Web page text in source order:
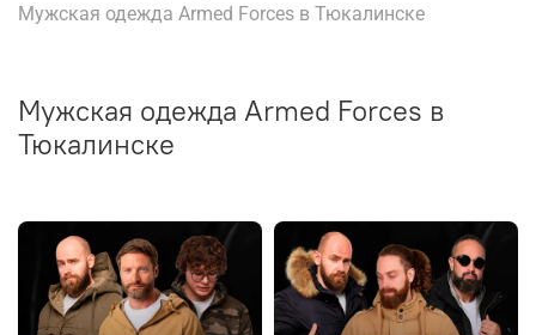
Мужская одежда Armed Forces в Тюкалинске
Мужская одежда Armed Forces в
Тюкалинске